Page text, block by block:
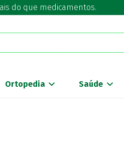
do que medicamentos.
Ortopedia Saúde